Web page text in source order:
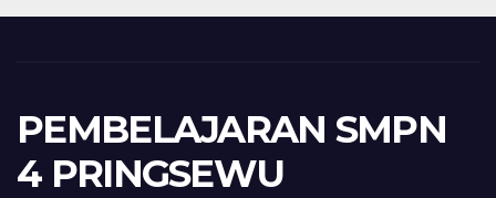
PEMBELAJARAN SMPN
4 PRINGSEWU